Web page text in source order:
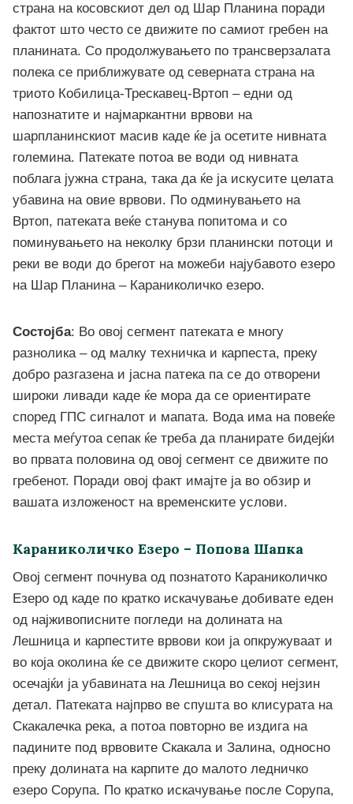
страна на косовскиот дел од Шар Планина поради
фактот што често се движите по самиот гребен на
планината. Со продолжувањето по трансверзалата
полека се приближувате од северната страна на
триото Кобилица-Трескавец-Вртоп – едни од
напознатите и најмаркантни врвови на
шарпланинскиот масив каде ќе ја осетите нивната
големина. Патекате потоа ве води од нивната
поблага јужна страна, така да ќе ја искусите целата
убавина на овие врвови. По одминувањето на
Вртоп, патеката веќе станува попитома и со
поминувањето на неколку брзи планински потоци и
реки ве води до брегот на можеби најубавото езеро
на Шар Планина – Караниколичко езеро.
Состојба: Во овој сегмент патеката е многу
разнолика – од малку техничка и карпеста, преку
добро разгазена и јасна патека па се до отворени
широки ливади каде ќе мора да се ориентирате
според ГПС сигналот и мапата. Вода има на повеќе
места меѓутоа сепак ќе треба да планирате бидејќи
во првата половина од овој сегмент се движите по
гребенот. Поради овој факт имајте ја во обзир и
вашата изложеност на временските услови.
Караниколичко Езеро – Попова Шапка
Овој сегмент почнува од познатото Караниколичко
Езеро од каде по кратко искачување добивате еден
од најживописните погледи на долината на
Лешница и карпестите врвови кои ја опкружуваат и
во која околина ќе се движите скоро целиот сегмент,
осечајќи ја убавината на Лешница во секој нејзин
детал. Патеката најпрво ве спушта во клисурата на
Скакалечка река, а потоа повторно ве издига на
падините под врвовите Скакала и Залина, односно
преку долината на карпите до малото ледничко
езеро Сорупа. По кратко искачување после Сорупа,